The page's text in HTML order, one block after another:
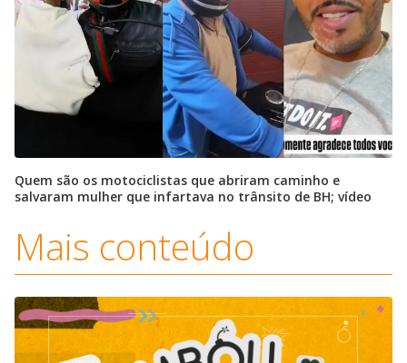
Quem são os motociclistas que abriram caminho e
salvaram mulher que infartava no trânsito de BH; vídeo
Mais conteúdo